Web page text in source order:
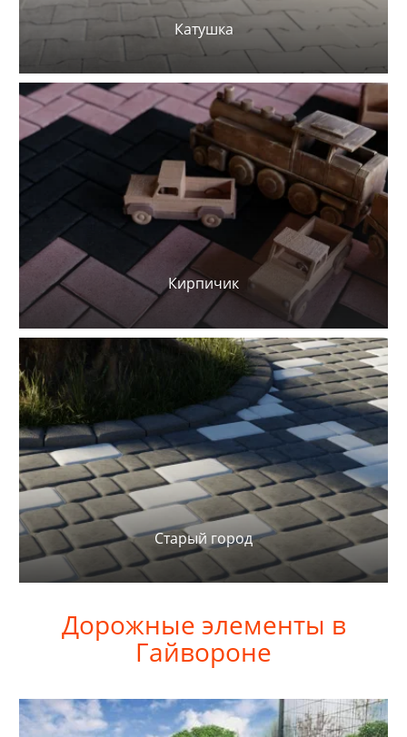
Катушка
Кирпичик
Старый город
Дорожные элементы в
Гайвороне